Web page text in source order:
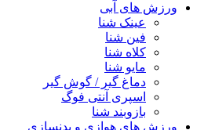
ورزش های آبی
عینک شنا
فین شنا
کلاه شنا
مایو شنا
دماغ گیر / گوش گیر
اسپری آنتی فوگ
بازوبند شنا
ورزش های هوازی و بدنسازی